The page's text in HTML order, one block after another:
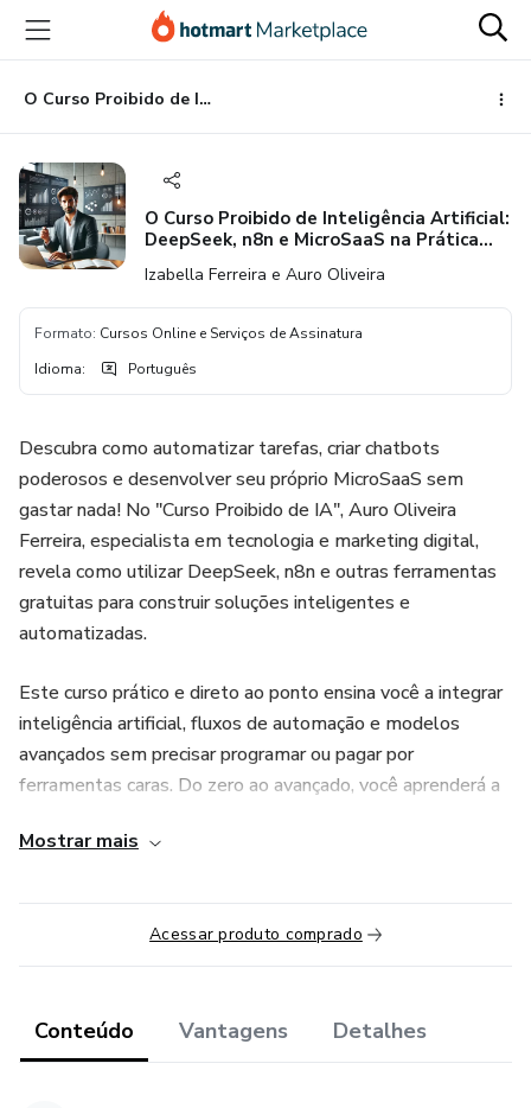
para
conteúdo
principal
para
pagamento
para
rodapé
O Curso Proibido de Inteligência Artificial: DeepSeek, n8n e MicroSaaS na Prática (Ferramentas IA 100% Gratuitas)
O Curso Proibido de Inteligência Artificial:
DeepSeek, n8n e MicroSaaS na Prática
Izabella Ferreira e Auro Oliveira
Formato: Cursos Online e Serviços de Assinatura
Idioma: Português
Descubra como automatizar tarefas, criar chatbots
poderosos e desenvolver seu próprio MicroSaaS sem
gastar nada! No "Curso Proibido de IA", Auro Oliveira
Ferreira, especialista em tecnologia e marketing digital,
revela como utilizar DeepSeek, n8n e outras ferramentas
gratuitas para construir soluções inteligentes e
automatizadas.
Este curso prático e direto ao ponto ensina você a integrar
inteligência artificial, fluxos de automação e modelos
avançados sem precisar programar ou pagar por
ferramentas caras. Do zero ao avançado, você aprenderá a
produtividade e novas oportunidades de negócio.
Prepare-se para dominar o que poucos sabem e
desbloquear o potencial da IA de forma acessível e prática.
🚀
Mostrar mais
Acessar produto comprado
Conteúdo Vantagens Detalhes